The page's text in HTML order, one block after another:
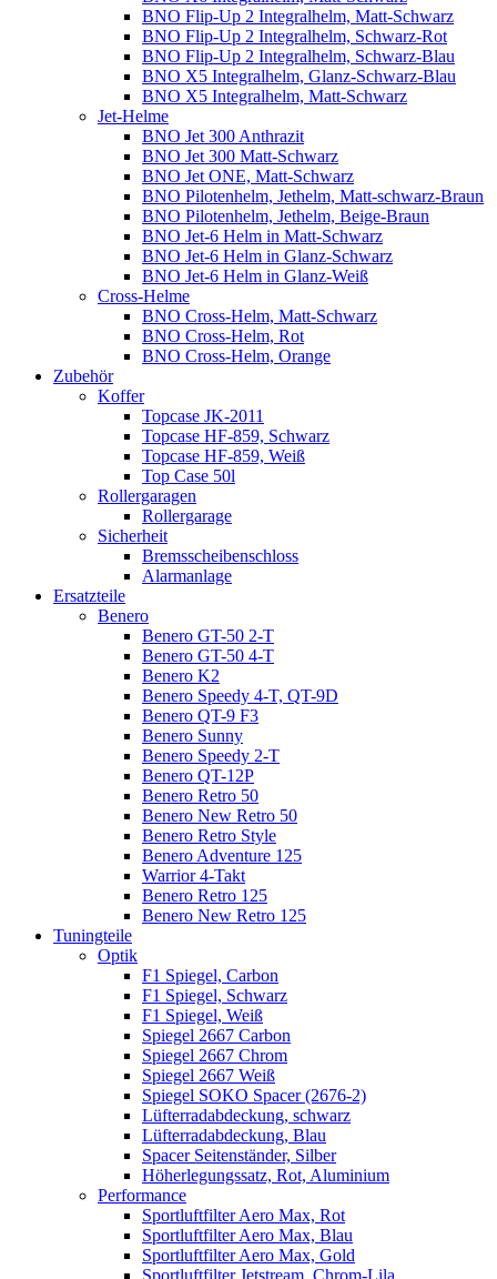
BNO Flip-Up 2 Integralhelm, Matt-Schwarz
BNO Flip-Up 2 Integralhelm, Schwarz-Rot
BNO Flip-Up 2 Integralhelm, Schwarz-Blau
BNO X5 Integralhelm, Glanz-Schwarz-Blau
BNO X5 Integralhelm, Matt-Schwarz
Jet-Helme
BNO Jet 300 Anthrazit
BNO Jet 300 Matt-Schwarz
BNO Jet ONE, Matt-Schwarz
BNO Pilotenhelm, Jethelm, Matt-schwarz-Braun
BNO Pilotenhelm, Jethelm, Beige-Braun
BNO Jet-6 Helm in Matt-Schwarz
BNO Jet-6 Helm in Glanz-Schwarz
BNO Jet-6 Helm in Glanz-Weiß
Cross-Helme
BNO Cross-Helm, Matt-Schwarz
BNO Cross-Helm, Rot
BNO Cross-Helm, Orange
Zubehör
Koffer
Topcase JK-2011
Topcase HF-859, Schwarz
Topcase HF-859, Weiß
Top Case 50l
Rollergaragen
Rollergarage
Sicherheit
Bremsscheibenschloss
Alarmanlage
Ersatzteile
Benero
Benero GT-50 2-T
Benero GT-50 4-T
Benero K2
Benero Speedy 4-T, QT-9D
Benero QT-9 F3
Benero Sunny
Benero Speedy 2-T
Benero QT-12P
Benero Retro 50
Benero New Retro 50
Benero Retro Style
Benero Adventure 125
Warrior 4-Takt
Benero Retro 125
Benero New Retro 125
Tuningteile
Optik
F1 Spiegel, Carbon
F1 Spiegel, Schwarz
F1 Spiegel, Weiß
Spiegel 2667 Carbon
Spiegel 2667 Chrom
Spiegel 2667 Weiß
Spiegel SOKO Spacer (2676-2)
Lüfterradabdeckung, schwarz
Lüfterradabdeckung, Blau
Spacer Seitenständer, Silber
Höherlegungssatz, Rot, Aluminium
Performance
Sportluftfilter Aero Max, Rot
Sportluftfilter Aero Max, Blau
Sportluftfilter Aero Max, Gold